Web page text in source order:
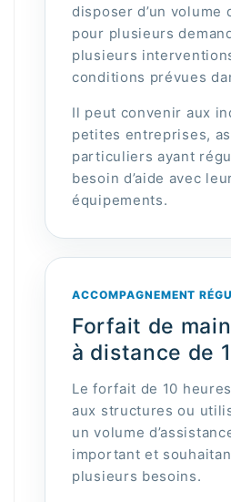
disposer d’un volume
pour plusieurs
plusieurs
conditions prévues
Il peut convenir aux
petites entreprises,
particuliers ayant
besoin d’aide avec
équipements.
ACCOMPAGNEMENT
Forfait de
à distance de
Le forfait de 10
aux structures ou
un volume
important et
plusieurs besoins.